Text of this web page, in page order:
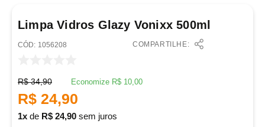
Limpa Vidros Glazy Vonixx 500ml
: 1056208 COMPARTILHE:
R$ 34,90 Economize R$ 10,00
R$ 24,90
1 de R$ 24,90 sem juros